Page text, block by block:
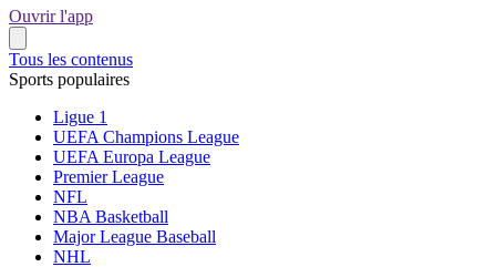
Ouvrir l'app
Tous les contenus
Sports populaires
Ligue 1
UEFA Champions League
UEFA Europa League
Premier League
NFL
NBA Basketball
Major League Baseball
NHL